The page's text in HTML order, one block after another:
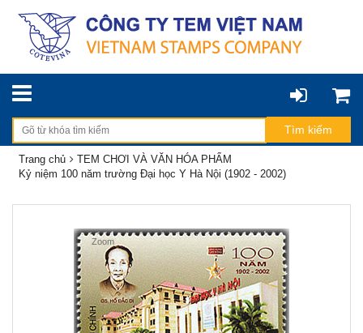
Trang chủ
TEM CHƠI VÀ VĂN HÓA PHẨM
Kỷ niệm 100 năm trường Đại học Y Hà Nội (1902 - 2002)
Zoom